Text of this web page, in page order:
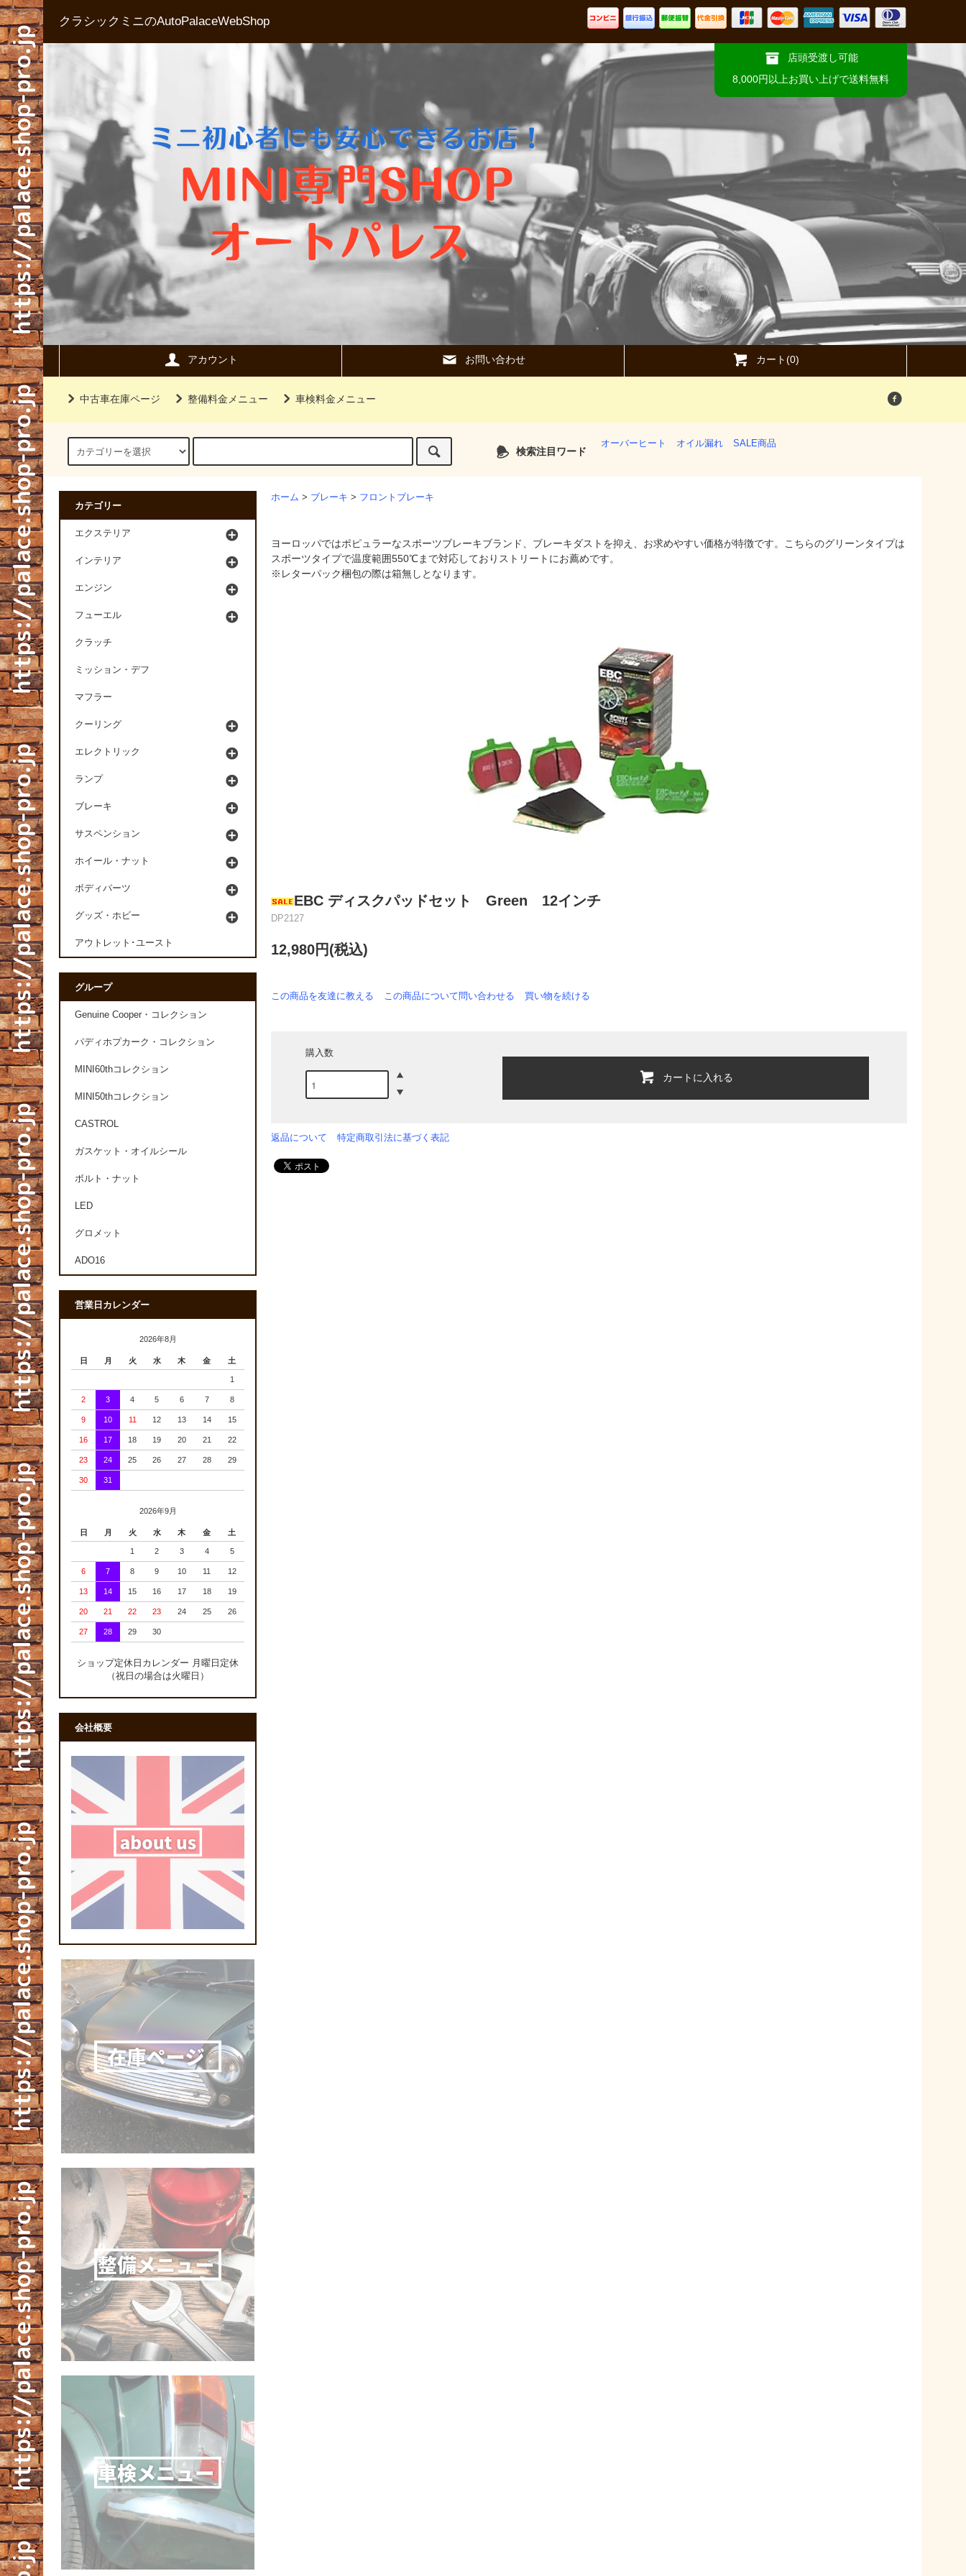
クラシックミニのAutoPalaceWebShop
店頭受渡し可能
8,000円以上お買い上げで送料無料
アカウント お問い合わせ カート(0)
中古車在庫ページ 整備料金メニュー 車検料金メニュー
検索注目ワード
オーバーヒート オイル漏れ SALE商品
ホーム > ブレーキ > フロントブレーキ
ヨーロッパではポピュラーなスポーツブレーキブランド、ブレーキダストを抑え、お求めやすい価格が特徴です。こちらのグリーンタイプは
スポーツタイプで温度範囲550℃まで対応しておりストリートにお薦めです。
※レターパック梱包の際は箱無しとなります。
EBC ディスクパッドセット Green 12インチ
DP2127
12,980円(税込)
この商品を友達に教える この商品について問い合わせる 買い物を続ける
購入数
カートに入れる
返品について 特定商取引法に基づく表記
カテゴリー
エクステリア
インテリア
エンジン
フューエル
クラッチ
ミッション・デフ
マフラー
クーリング
エレクトリック
ランプ
ブレーキ
サスペンション
ホイール・ナット
ボディパーツ
グッズ・ホビー
アウトレット･ユースト
グループ
Genuine Cooper・コレクション
パディホプカーク・コレクション
MINI60thコレクション
MINI50thコレクション
CASTROL
ガスケット・オイルシール
ボルト・ナット
LED
グロメット
ADO16
営業日カレンダー
2026年8月
日 月 火 水 木 金 土
1
2 3 4 5 6 7 8
9 10 11 12 13 14 15
16 17 18 19 20 21 22
23 24 25 26 27 28 29
30 31
2026年9月
日 月 火 水 木 金 土
1 2 3 4 5
6 7 8 9 10 11 12
13 14 15 16 17 18 19
20 21 22 23 24 25 26
27 28 29 30
ショップ定休日カレンダー 月曜日定休
（祝日の場合は火曜日）
会社概要